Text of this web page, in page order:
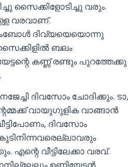
സൈക്കിളോടിച്ചു വരും.
വരവാണ്.
ദിവ്യയെയൊന്നു
ബലം
കണ്ണ് രണ്ടും പുറത്തേക്കു
ദിവസോം ചോദിക്കും. ടാ,
വായുഗുളിക വാങ്ങാൻ
ദിവസോം
എന്റെ വീട്ടിലേക്കാ വരവ്.